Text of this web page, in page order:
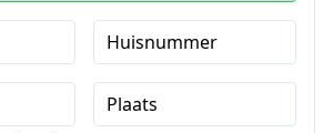
Huisnummer
Plaats